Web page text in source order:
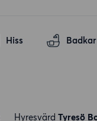
Hiss Badkar
Hyresvärd Tyresö